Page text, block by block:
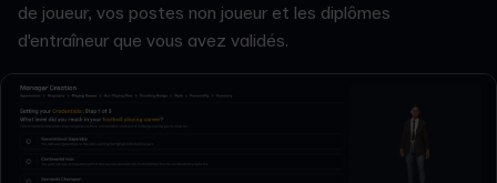
de joueur, vos postes non joueur et les diplômes
d'entraîneur que vous avez validés.